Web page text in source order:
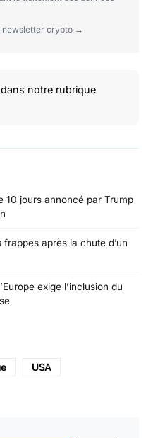
newsletter crypto →
dans notre rubrique
10 jours annoncé par Trump
après la chute d’un
exige l’inclusion du
USA